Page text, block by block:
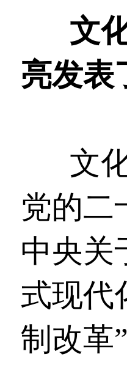
文
亮发表
文
党的二
中央关
式现代
制改革